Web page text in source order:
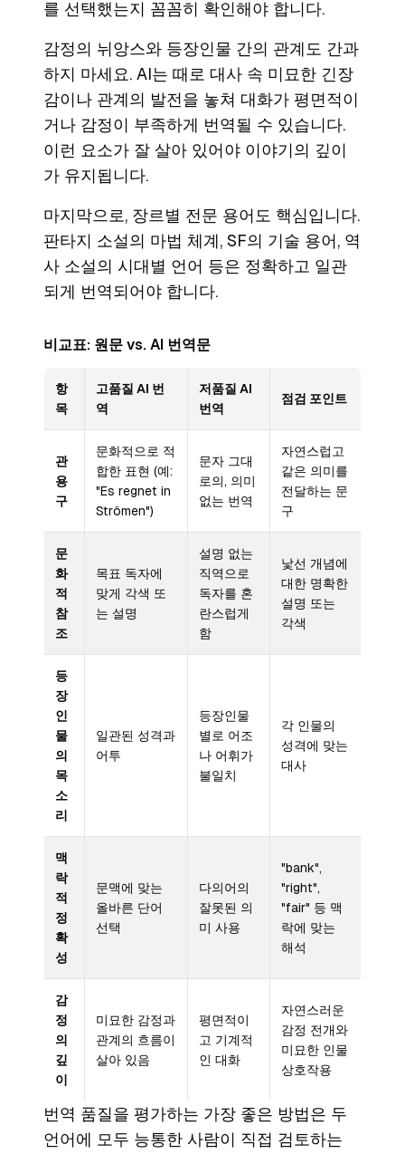
를 선택했는지 꼼꼼히 확인해야 합니다.
감정의 뉘앙스와 등장인물 간의 관계도 간과
하지 마세요. AI는 때로 대사 속 미묘한 긴장
감이나 관계의 발전을 놓쳐 대화가 평면적이
거나 감정이 부족하게 번역될 수 있습니다.
이런 요소가 잘 살아 있어야 이야기의 깊이
가 유지됩니다.
마지막으로, 장르별 전문 용어도 핵심입니다.
판타지 소설의 마법 체계, SF의 기술 용어, 역
사 소설의 시대별 언어 등은 정확하고 일관
되게 번역되어야 합니다.
비교표: 원문 vs. AI 번역문
항
목
고품질 AI 번
역
저품질 AI
번역
점검 포인트
관
용
구
문화적으로 적
합한 표현 (예:
"Es regnet in
Strömen")
문자 그대
로의, 의미
없는 번역
자연스럽고
같은 의미를
전달하는 문
구
문
화
적
참
조
목표 독자에
맞게 각색 또
는 설명
설명 없는
직역으로
독자를 혼
란스럽게
함
낯선 개념에
대한 명확한
설명 또는
각색
등
장
인
물
의
목
소
리
일관된 성격과
어투
등장인물
별로 어조
나 어휘가
불일치
각 인물의
성격에 맞는
대사
맥
락
적
정
확
성
문맥에 맞는
올바른 단어
선택
다의어의
잘못된 의
미 사용
"bank",
"right",
"fair" 등 맥
락에 맞는
해석
감
정
의
깊
이
미묘한 감정과
관계의 흐름이
살아 있음
평면적이
고 기계적
인 대화
자연스러운
감정 전개와
미묘한 인물
상호작용
번역 품질을 평가하는 가장 좋은 방법은 두
언어에 모두 능통한 사람이 직접 검토하는